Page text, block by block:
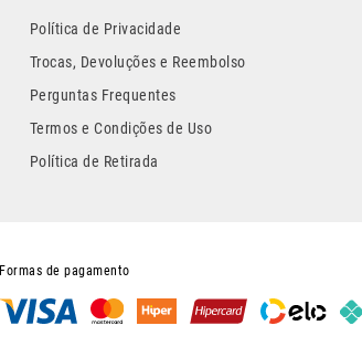
Política de Privacidade
Trocas, Devoluções e Reembolso
Perguntas Frequentes
Termos e Condições de Uso
Política de Retirada
Formas de pagamento